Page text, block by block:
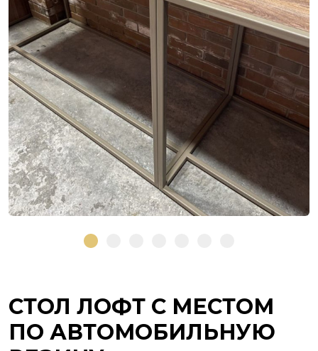
СТОЛ ЛОФТ С МЕСТОМ
ПО АВТОМОБИЛЬНУЮ